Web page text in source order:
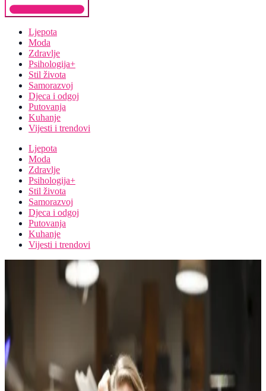
Ljepota
Moda
Zdravlje
Psihologija+
Stil života
Samorazvoj
Djeca i odgoj
Putovanja
Kuhanje
Vijesti i trendovi
Ljepota
Moda
Zdravlje
Psihologija+
Stil života
Samorazvoj
Djeca i odgoj
Putovanja
Kuhanje
Vijesti i trendovi